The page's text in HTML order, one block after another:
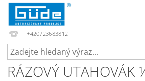
+420723683812
RÁZOVÝ UTAHOVÁK